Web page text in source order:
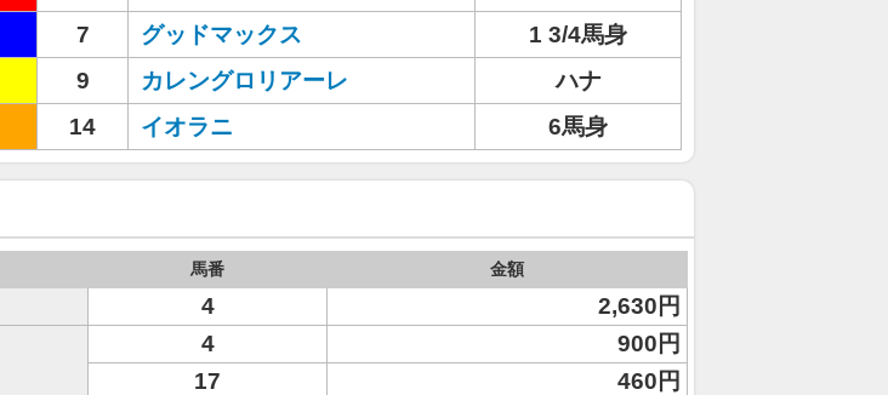
7 グッドマックス
1 3/4馬身
9 カレングロリアーレ
ハナ
14 イオラニ 6馬身
馬番 金額
4 2,630円
4
900円
17
460円